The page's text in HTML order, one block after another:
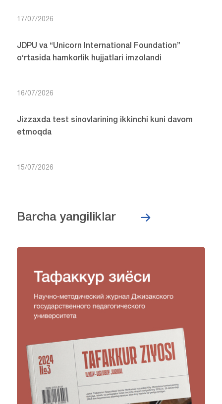
17/07/2026
JDPU va “Unicorn International Foundation”
o‘rtasida hamkorlik hujjatlari imzolandi
16/07/2026
Jizzaxda test sinovlarining ikkinchi kuni davom
etmoqda
15/07/2026
Barcha yangiliklar